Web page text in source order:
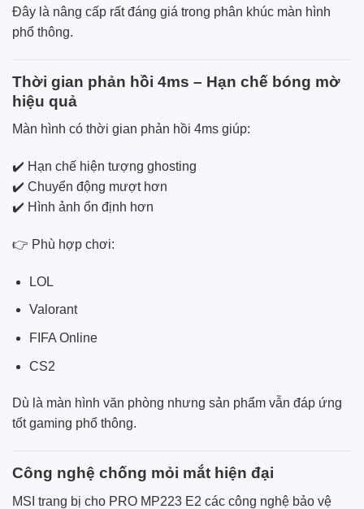
Đây là nâng cấp rất đáng giá trong phân khúc màn hình
phổ thông.
Thời gian phản hồi 4ms – Hạn chế bóng mờ
hiệu quả
Màn hình có thời gian phản hồi 4ms giúp:
✔️ Hạn chế hiện tượng ghosting
✔️ Chuyển động mượt hơn
✔️ Hình ảnh ổn định hơn
👉 Phù hợp chơi:
LOL
Valorant
FIFA Online
CS2
Dù là màn hình văn phòng nhưng sản phẩm vẫn đáp ứng
tốt gaming phổ thông.
Công nghệ chống mỏi mắt hiện đại
MSI trang bị cho PRO MP223 E2 các công nghệ bảo vệ